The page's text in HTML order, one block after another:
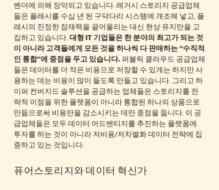
벤더에 의해 장악되고 있습니다. 레거시 스토리지 공급업체
들은 플래시를 수십 년 된 구닥다리 시스템에 개조해 넣고, 플
래시의 진정한 잠재력을 끌어올리는 대신 현상 유지만을 고
집하고 있습니다. 대형 IT 기업들은 한 분야의 최고가 되는 것
이 아니라 고객들에게 모든 것을 하나씩 다 판매하는 “수직적
인 통합”에 중점을 두고 있습니다. 퍼블릭 클라우드 공급업체
들은 데이터를 더 적은 비용으로 저장할 수 있게는 하지만 사
용하는 데는 비용이 많이 들도록 만들고 있습니다. 그리고 하
이퍼 컨버지드 솔루션을 공급하는 업체들은 스토리지를 전
략적 이점을 위한 플랫폼이 아니라 통합된 하나의 상품으로
만듦으로써 비용만을 감소시키는 데만 중점을 둡니다. 이 공
급업체들은 모두 데이터 어드밴티지를 추진하는 플랫폼에
투자를 하는 것이 아니라 저비용/저차별화 데이터 전략에 집
중하고 있는 것입니다.
퓨어스토리지와 데이터 혁신가